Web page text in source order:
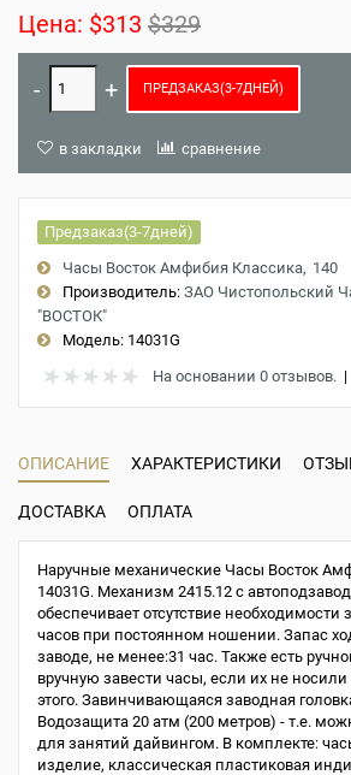
Цена: $313 $329
ПРЕДЗАКАЗ(3-7ДНЕЙ)
в закладки сравнение
Предзаказ(3-7дней)
Часы Восток Амфибия Классика 140
Производитель: ЗАО Чистопольский
"ВОСТОК"
Модель: 14031G
На основании 0 отзывов. |
ОПИСАНИЕ ХАРАКТЕРИСТИКИ
ДОСТАВКА ОПЛАТА
Наручные механические Часы Восток
14031G. Механизм 2415.12 с
обеспечивает отсутствие необходимости
часов при постоянном ношении. Запас
заводе, не менее:31 час. Также есть
вручную завести часы, если их не
этого. Завинчивающаяся заводная
Водозащита 20 атм (200 метров) - т.е.
для занятий дайвингом. В комплекте:
изделие, классическая пластиковая